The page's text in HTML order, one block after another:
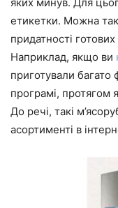
етикетки. Можна
придатності
Наприклад, якщо ви
приготували багато
програмі, протягом
До речі, такі
асортименті в